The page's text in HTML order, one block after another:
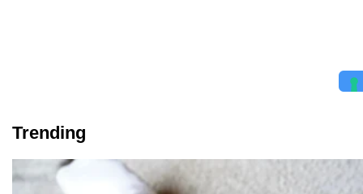
Trending